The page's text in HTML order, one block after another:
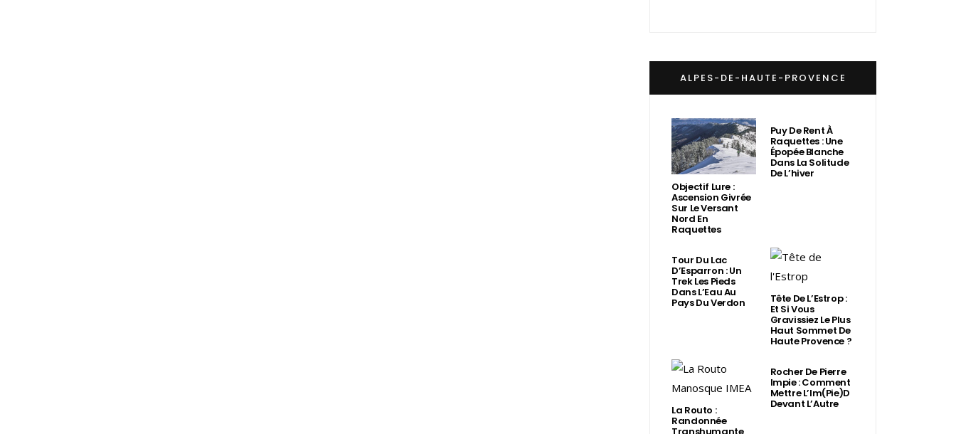
ALPES-DE-HAUTE-PROVENCE
Objectif Lure :
Ascension Givrée
Sur Le Versant
Nord En
Raquettes
Puy De Rent À
Raquettes : Une
Épopée Blanche
Dans La Solitude
De L’hiver
Tour Du Lac
D’Esparron : Un
Trek Les Pieds
Dans L’Eau Au
Pays Du Verdon Tête De L’Estrop :
Et Si Vous
Gravissiez Le Plus
Haut Sommet De
Haute Provence ?
La Routo :
Randonnée
Rocher De Pierre
Impie : Comment
Mettre L’Im(Pie)d
Devant L’Autre